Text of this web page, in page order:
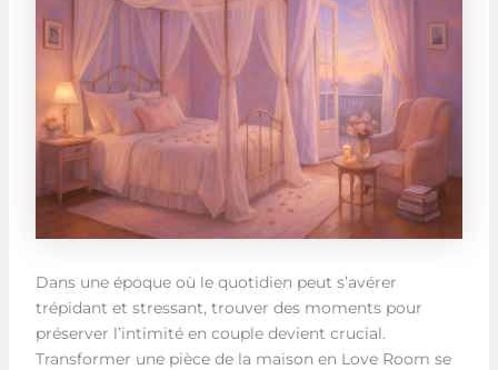
Dans une époque où le quotidien peut s’avérer
trépidant et stressant, trouver des moments pour
préserver l’intimité en couple devient crucial.
Transformer une pièce de la maison en Love Room se